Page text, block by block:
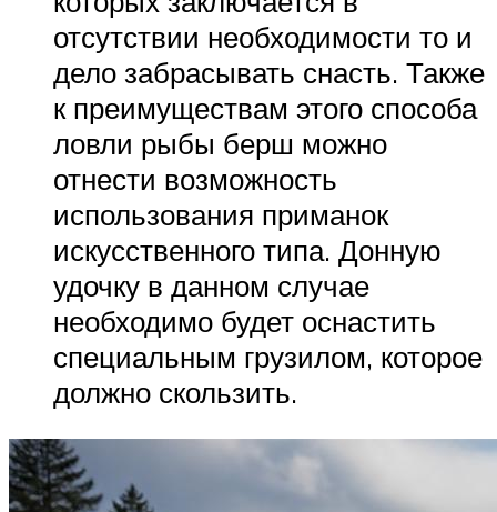
отсутствии необходимости то и
дело забрасывать снасть. Также
к преимуществам этого способа
ловли рыбы берш можно
отнести возможность
использования приманок
искусственного типа. Донную
удочку в данном случае
необходимо будет оснастить
специальным грузилом, которое
должно скользить.